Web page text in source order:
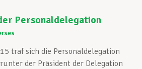
Personaldelegation
traf sich die Personaldelegation
der Präsident der Delegation